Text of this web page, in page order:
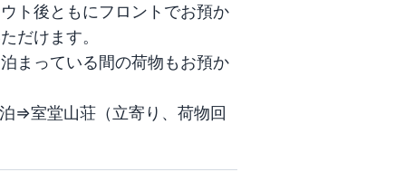
ト後ともにフロントでお預か
だけます。
まっている間の荷物もお預か
⇒室堂山荘（立寄り、荷物回